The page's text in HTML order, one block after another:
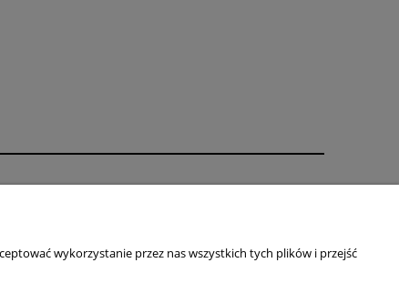
Blog
wykorzystanie przez nas wszystkich tych plików i przejść